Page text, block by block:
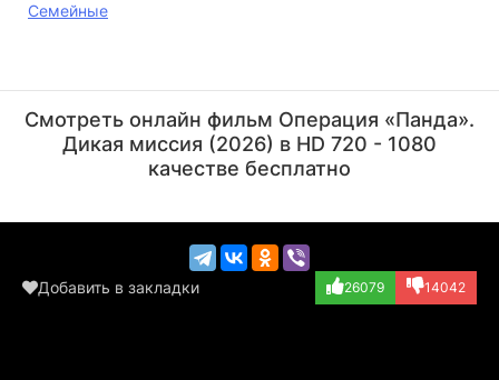
Семейные
(Jackie)
(Godfather)
Смотреть онлайн фильм Операция «Панда».
Дикая миссия (2026) в HD 720 - 1080
качестве бесплатно
Добавить в закладки 26079 14042